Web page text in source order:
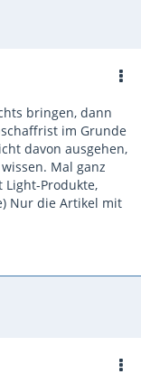
bringen, dann
im Grunde
davon ausgehen,
Mal ganz
Produkte,
Nur die Artikel mit